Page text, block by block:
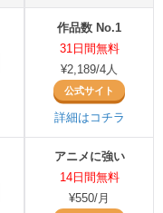
作品数 No.1
31日間無料
¥2,189/4人
公式サイト
詳細はコチラ
アニメに強い
14日間無料
¥550/月